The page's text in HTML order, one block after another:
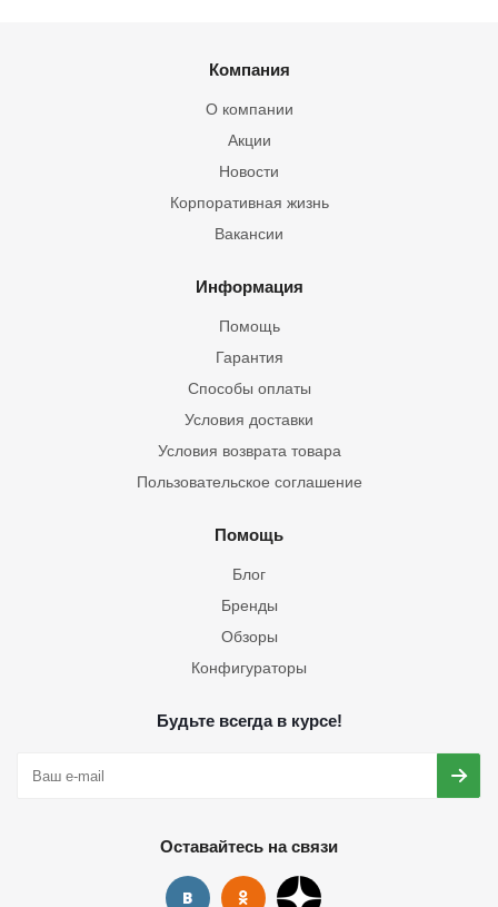
Компания
О компании
Акции
Новости
Корпоративная жизнь
Вакансии
Информация
Помощь
Гарантия
Способы оплаты
Условия доставки
Условия возврата товара
Пользовательское соглашение
Помощь
Блог
Бренды
Обзоры
Конфигураторы
Будьте всегда в курсе!
Оставайтесь на связи